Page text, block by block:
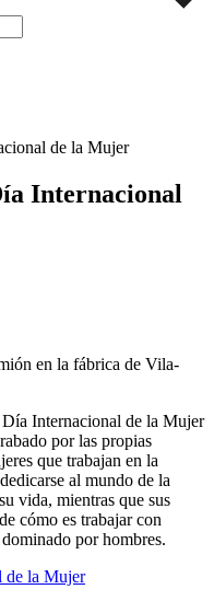
de la Mujer
Internacional
Internacional de la Mujer
por las propias
que trabajan en la
al mundo de la
vida, mientras que sus
cómo es trabajar con
por hombres.
de la Mujer